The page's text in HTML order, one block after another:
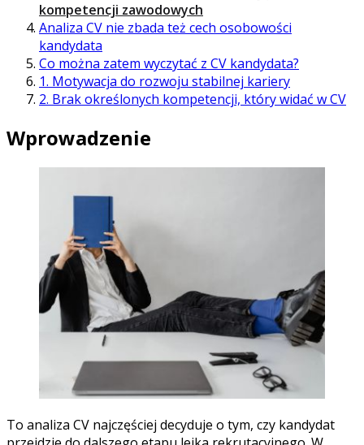
kompetencji zawodowych
Analiza CV nie zbada też cech osobowości
kandydata
Co można zatem wyczytać z CV kandydata?
1. Motywacja do rozwoju stabilnej kariery
2. Brak określonych kompetencji, który widać w CV
Wprowadzenie
To analiza CV najczęściej decyduje o tym, czy kandydat